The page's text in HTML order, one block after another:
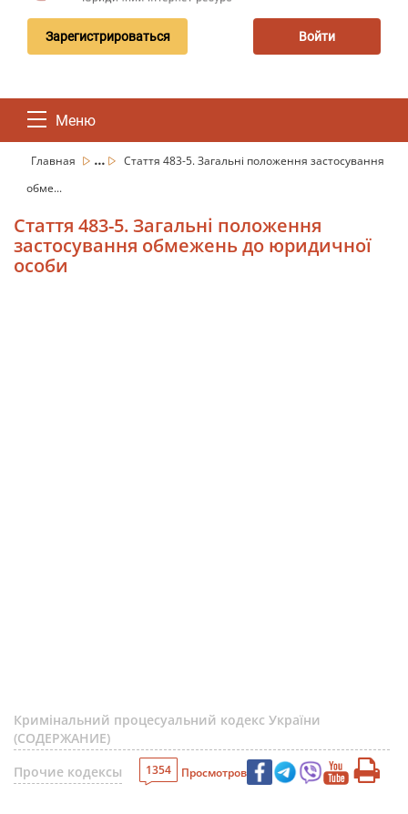
Зарегистрироваться Войти
Меню
Главная ...
Стаття 483-5. Загальні положення застосування
обме...
Стаття 483-5. Загальні положення
застосування обмежень до юридичної
особи
Кримінальний процесуальний кодекс України
(СОДЕРЖАНИЕ)
Прочие кодексы
1354 Просмотров